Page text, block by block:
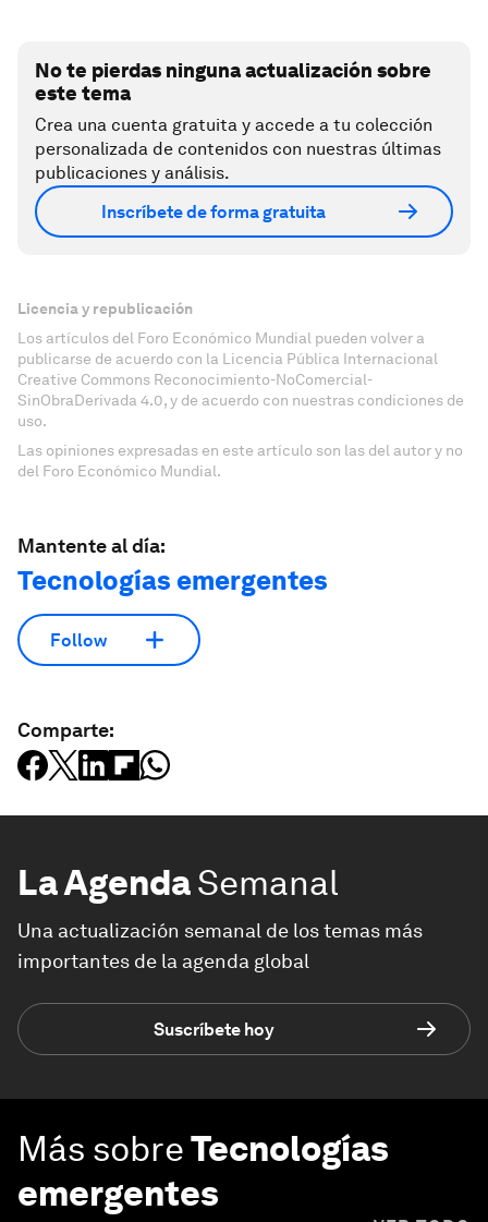
No te pierdas ninguna actualización sobre
este tema
Crea una cuenta gratuita y accede a tu colección
personalizada de contenidos con nuestras últimas
publicaciones y análisis.
Inscríbete de forma gratuita
Licencia y republicación
Los artículos del Foro Económico Mundial pueden volver a
publicarse de acuerdo con la Licencia Pública Internacional
Creative Commons Reconocimiento-NoComercial-
SinObraDerivada 4.0, y de acuerdo con nuestras condiciones de
uso.
Las opiniones expresadas en este artículo son las del autor y no
del Foro Económico Mundial.
Mantente al día:
Tecnologías emergentes
Follow
Comparte:
La AgendaSemanal
Una actualización semanal de los temas más
importantes de la agenda global
Suscríbete hoy
Más sobreTecnologías
emergentes